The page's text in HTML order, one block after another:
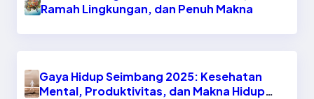
Ramah Lingkungan, dan Penuh Makna
Gaya Hidup Seimbang 2025: Kesehatan
Mental, Produktivitas, dan Makna Hidup